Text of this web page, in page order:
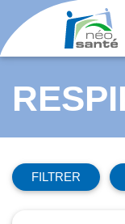
FILTRER